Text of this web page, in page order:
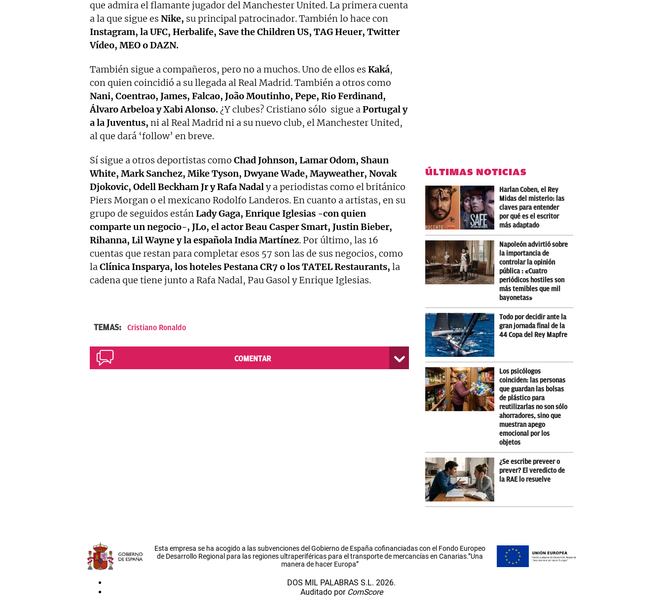
que admira el flamante jugador del Manchester United. La primera cuenta
a la que sigue es Nike, su principal patrocinador. También lo hace con
Instagram, la UFC, Herbalife, Save the Children US, TAG Heuer, Twitter
Vídeo, MEO o DAZN.
También sigue a compañeros, pero no a muchos. Uno de ellos es Kaká,
con quien coincidió a su llegada al Real Madrid. También a otros como
Nani, Coentrao, James, Falcao, João Moutinho, Pepe, Rio Ferdinand,
Álvaro Arbeloa y Xabi Alonso.¿Y clubes? Cristiano sólo sigue aPortugal y
a la Juventus, ni al Real Madrid ni a su nuevo club, el Manchester United,
al que dará ‘follow’ en breve.
Sí sigue a otros deportistas como Chad Johnson, Lamar Odom, Shaun
White, Mark Sanchez, Mike Tyson, Dwyane Wade, Mayweather, Novak
Djokovic, Odell Beckham Jr y Rafa Nadaly a periodistas como el británico
Piers Morgan o el mexicano Rodolfo Landeros. En cuanto a artistas, en su
grupo de seguidos estánLady Gaga, Enrique Iglesias -con quien
comparte un negocio-, JLo, el actor Beau Casper Smart, Justin Bieber,
Rihanna, Lil Wayne y la española India Martínez. Por último, las 16
cuentas que restan para completar esos 57 son las de sus negocios, como
laClínica Insparya, los hoteles Pestana CR7 o los TATEL Restaurants, la
cadena que tiene junto a Rafa Nadal, Pau Gasol y Enrique Iglesias.
TEMAS: Cristiano Ronaldo
COMENTAR
ÚLTIMAS NOTICIAS
Harlan Coben, el Rey
Midas del misterio: las
claves para entender
por qué es el escritor
más adaptado
Napoleón advirtió sobre
la importancia de
controlar la opinión
pública : «Cuatro
periódicos hostiles son
más temibles que mil
bayonetas»
Todo por decidir ante la
gran jornada final de la
44 Copa del Rey Mapfre
Los psicólogos
coinciden: las personas
que guardan las bolsas
de plástico para
reutilizarlas no son sólo
ahorradores, sino que
muestran apego
emocional por los
objetos
¿Se escribe preveer o
prever? El veredicto de
la RAE lo resuelve
Esta empresa se ha acogido a las subvenciones del Gobierno de España cofinanciadas con el Fondo Europeo
de Desarrollo Regional para las regiones ultraperiféricas para el transporte de mercancías en Canarias.”Una
manera de hacer Europa”
DOS MIL PALABRAS S.L. 2026.
Auditado por ComScore